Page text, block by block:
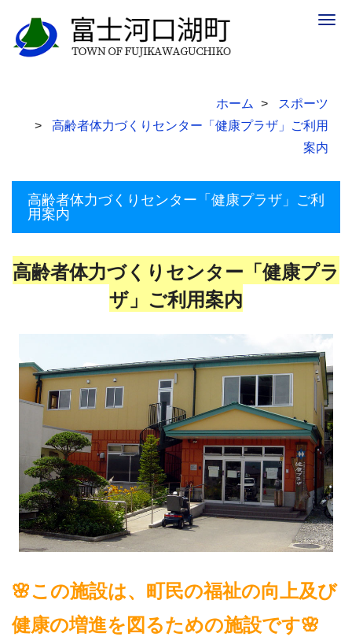
ホーム
スポーツ
高齢者体力づくりセンター「健康プラザ」ご利用
案内
高齢者体力づくりセンター「健康プラザ」ご利
用案内
高齢者体力づくりセンター「健康プラ
ザ」ご利用案内
🌸この施設は、町民の福祉の向上及び
健康の増進を図るための施設です🌸